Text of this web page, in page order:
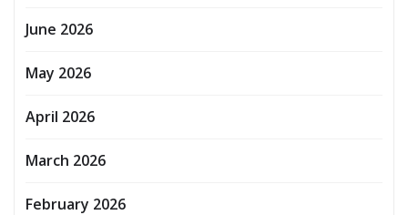
June 2026
May 2026
April 2026
March 2026
February 2026